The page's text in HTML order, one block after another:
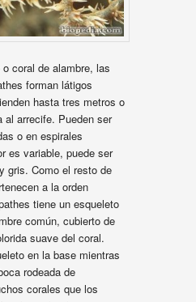
coral de alambre, las
forman látigos
hasta tres metros o
al arrecife. Pueden ser
o en espirales
es variable, puede ser
gris. Como el resto de
a la orden
tiene un esqueleto
común, cubierto de
suave del coral.
en la base mientras
rodeada de
corales que los